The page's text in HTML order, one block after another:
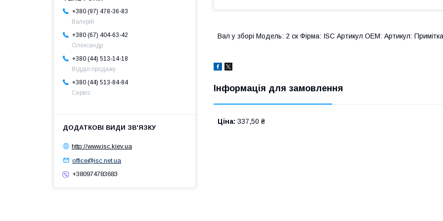
Вал у зборі Модель: 2 ск Фірма: ISC Артикул OEM: Артикул:
Інформація для замовлення
Ціна: 337,50 ₴
+380 (97) 478-36-83
Валерій
+380 (67) 404-63-42
Олександр
+380 (44) 513-14-18
Відділ продажу
+380 (44) 513-84-84
Сервіс
http://www.isc.kiev.ua
office@isc.net.ua
+380974783683